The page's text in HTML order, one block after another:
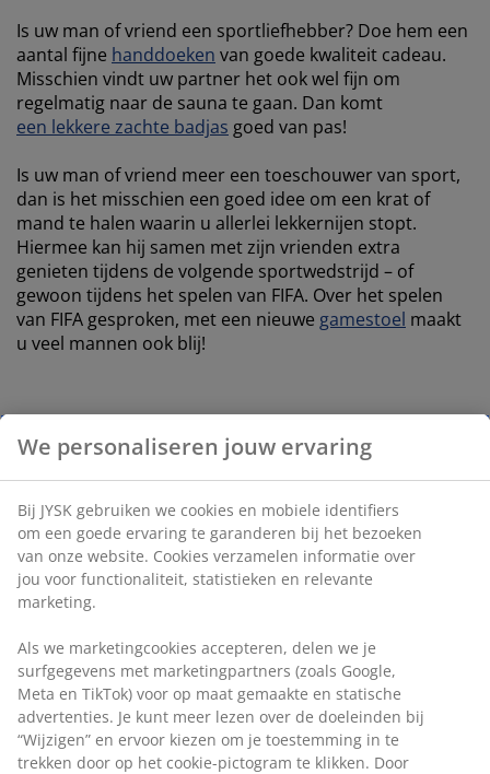
Is uw man of vriend een sportliefhebber? Doe hem een
aantal fijne handdoeken van goede kwaliteit cadeau.
Misschien vindt uw partner het ook wel fijn om
regelmatig naar de sauna te gaan. Dan komt
een lekkere zachte badjas goed van pas!
Is uw man of vriend meer een toeschouwer van sport,
dan is het misschien een goed idee om een krat of
mand te halen waarin u allerlei lekkernijen stopt.
Hiermee kan hij samen met zijn vrienden extra
genieten tijdens de volgende sportwedstrijd – of
gewoon tijdens het spelen van FIFA. Over het spelen
van FIFA gesproken, met een nieuwe gamestoel maakt
u veel mannen ook blij!
Valentijnscadeaus voor de
intellectueel
Leest uw man of vriend graag boeken, bladen of
wetenschappelijke artikelen onder het genot van een
kop koffie? Eencomforatable fauteuilin combinatie
met eenbijzettafelvallen vast in de smaak. Of wat
dacht u van een
Valentijnscadeaus voor de
natuurliefhebber
We personaliseren jouw ervaring
Bij JYSK gebruiken we cookies en mobiele identifiers
om een goede ervaring te garanderen bij het bezoeken
van onze website. Cookies verzamelen informatie over
jou voor functionaliteit, statistieken en relevante
marketing.
Als we marketingcookies accepteren, delen we je
surfgegevens met marketingpartners (zoals Google,
Meta en TikTok) voor op maat gemaakte en statische
advertenties. Je kunt meer lezen over de doeleinden bij
“Wijzigen” en ervoor kiezen om je toestemming in te
trekken door op het cookie-pictogram te klikken. Door